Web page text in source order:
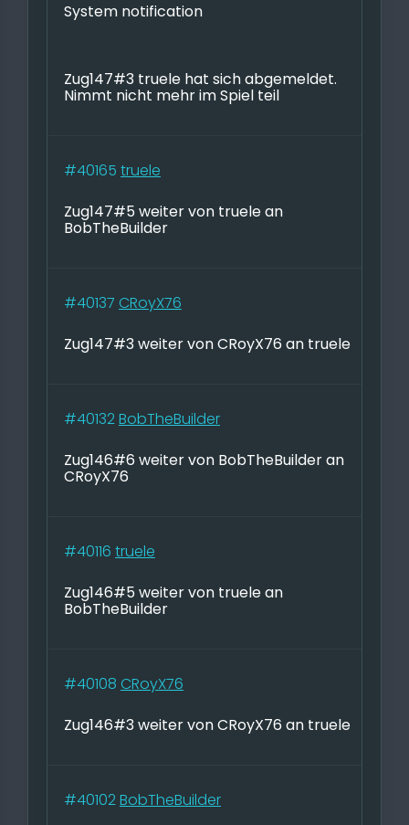
System notification
Zug147#3 truele hat sich abgemeldet.
Nimmt nicht mehr im Spiel teil
#40165 truele
Zug147#5 weiter von truele an
BobTheBuilder
#40137 CRoyX76
Zug147#3 weiter von CRoyX76 an truele
#40132BobTheBuilder
Zug146#6 weiter von BobTheBuilder an
CRoyX76
#40116 truele
Zug146#5 weiter von truele an
BobTheBuilder
#40108 CRoyX76
Zug146#3 weiter von CRoyX76 an truele
#40102BobTheBuilder